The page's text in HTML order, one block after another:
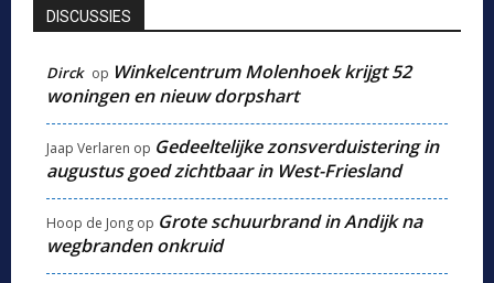
DISCUSSIES
Dirck op Winkelcentrum Molenhoek krijgt 52
woningen en nieuw dorpshart
Jaap Verlaren op Gedeeltelijke zonsverduistering in
augustus goed zichtbaar in West-Friesland
Hoop de Jong op Grote schuurbrand in Andijk na
wegbranden onkruid